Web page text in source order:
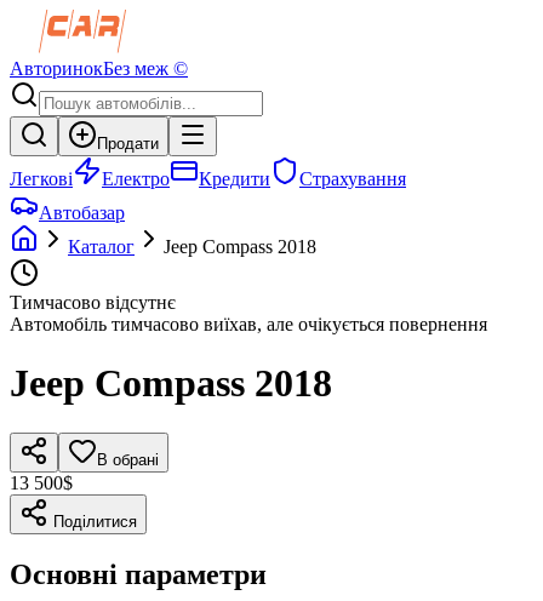
АвторинокБез меж ©
Продати
Легкові Електро Кредити
Страхування
Автобазар
Каталог
Jeep Compass 2018
Тимчасово відсутнє
Автомобіль тимчасово виїхав, але очікується повернення
Jeep Compass 2018
В обрані
13 500$
Поділитися
Основні параметри